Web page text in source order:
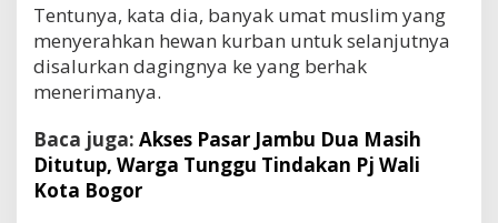
Tentunya, kata dia, banyak umat muslim yang
menyerahkan hewan kurban untuk selanjutnya
disalurkan dagingnya ke yang berhak
menerimanya.
Baca juga: Akses Pasar Jambu Dua Masih
Ditutup, Warga Tunggu Tindakan Pj Wali
Kota Bogor